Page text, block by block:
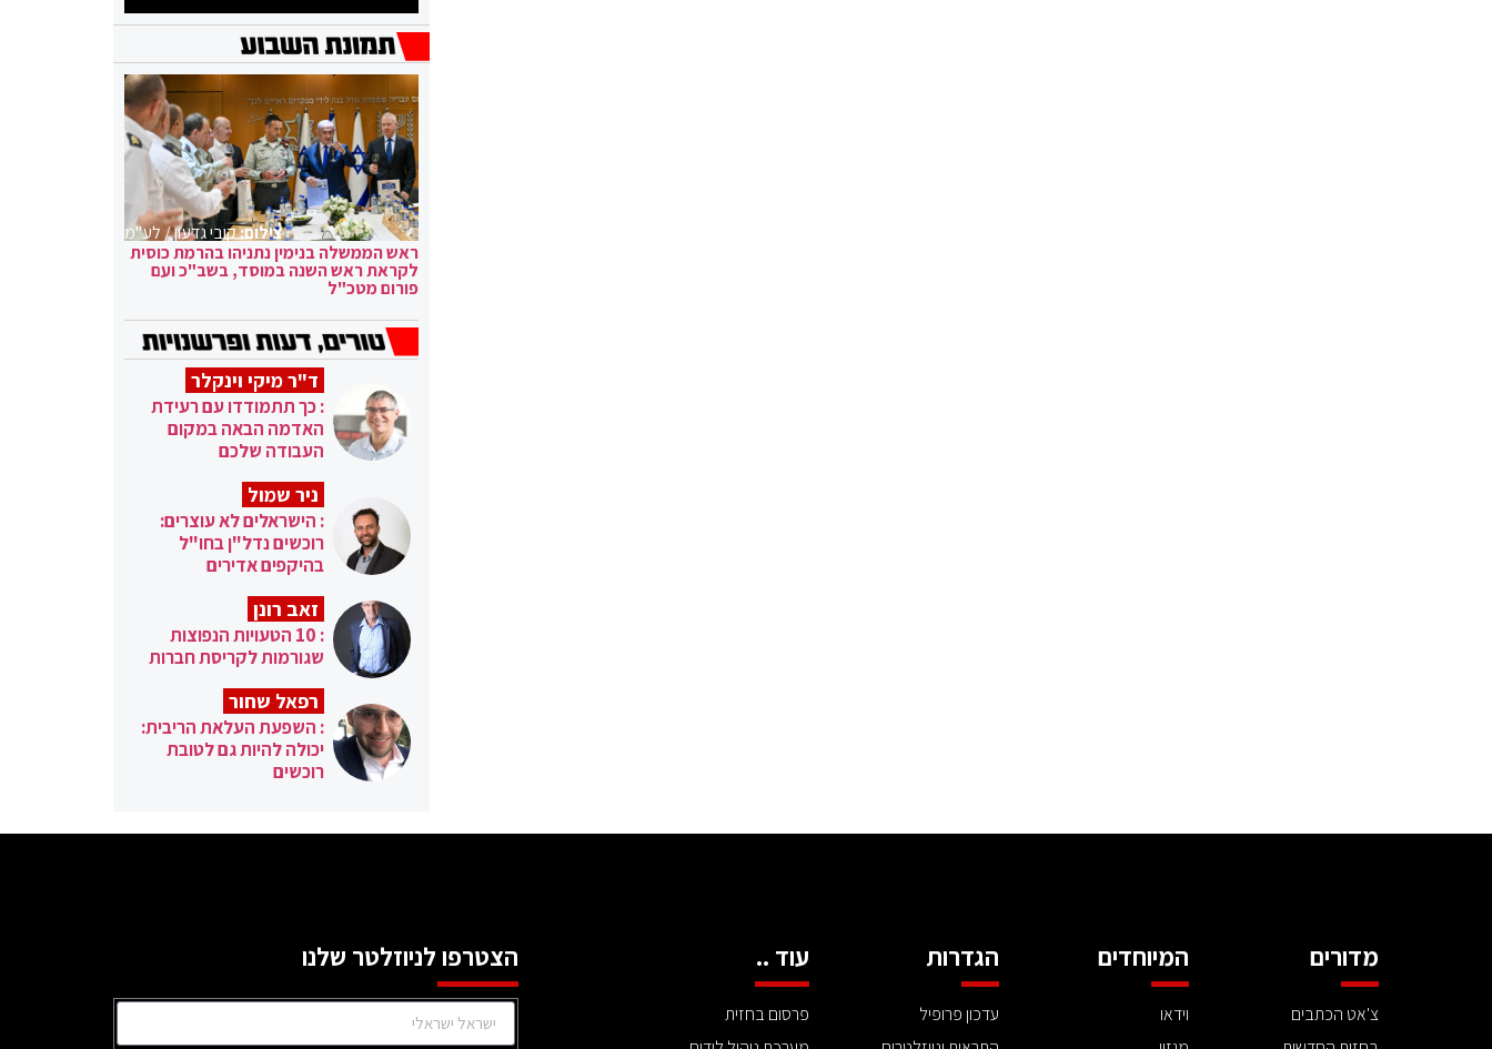
צילום:קובי גדעון / לע"מ
ראש הממשלה בנימין נתניהו בהרמת כוסית
לקראת ראש השנה במוסד, בשב"כ ועם
פורום מטכ"ל
ד"ר מיקי וינקלר
: כך תתמודדו עם רעידת
האדמה הבאה במקום
העבודה שלכם
ניר שמול
: הישראלים לא עוצרים:
רוכשים נדל"ן בחו"ל
בהיקפים אדירים
זאב רונן
: 10 הטעויות הנפוצות
שגורמות לקריסת חברות
רפאל שחור
: השפעת העלאת הריבית:
יכולה להיות גם לטובת
רוכשים
מדורים
צ'אט הכתבים
המיוחדים
וידאו
הגדרות
עדכון פרופיל
עוד ..
פרסום בחזית
הצטרפו לניוזלטר שלנו